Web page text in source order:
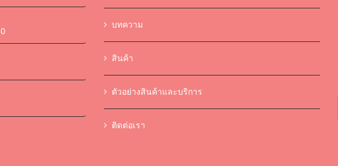
บทความ
สินค้า
ตัวอย่างสินค้าและบริการ
ติดต่อเรา